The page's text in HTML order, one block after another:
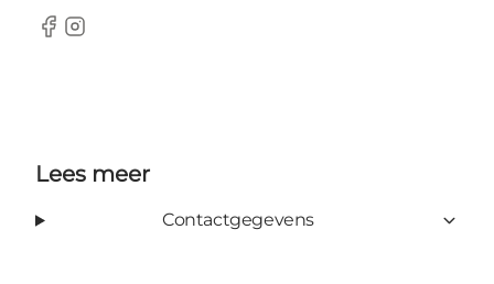
Facebook
Instagram
Lees meer
Contactgegevens